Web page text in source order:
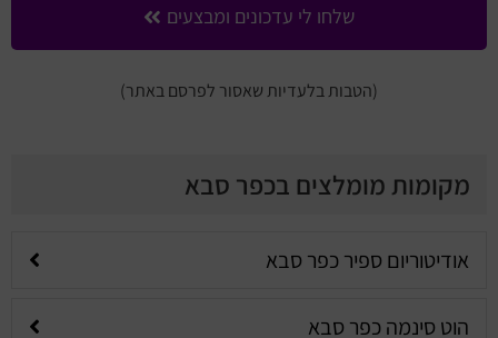
שלחו לי עדכונים ומבצעים
(הטבות בלעדיות שאסור לפרסם באתר)
מקומות מומלצים בכפר סבא
אודיטוריום ספיר כפר סבא
הוט סינמה כפר סבא